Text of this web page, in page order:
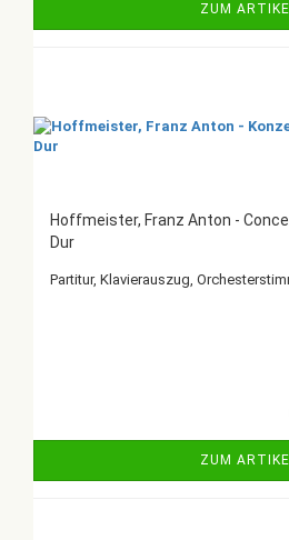
ZUM
Hoffmeister, Franz Anton -
Dur
Partitur, Klavierauszug,
ZUM